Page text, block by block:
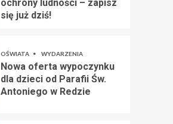
ochrony ludności – zapisz
się już dziś!
OŚWIATA WYDARZENIA
Nowa oferta wypoczynku
dla dzieci od Parafii Św.
Antoniego w Redzie